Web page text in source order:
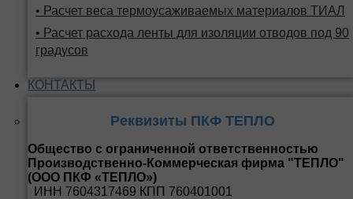
• Расчет веса термоусаживаемых материалов ТИАЛ
• Расчет расхода ленты для изоляции отводов под 90
градусов
КОНТАКТЫ
Реквизиты ПКФ ТЕПЛО
Общество с ограниченной ответственностью
Производственно-Коммерческая фирма "ТЕПЛО"
(ООО ПКФ «ТЕПЛО»)
ИНН 7604317469 КПП 760401001